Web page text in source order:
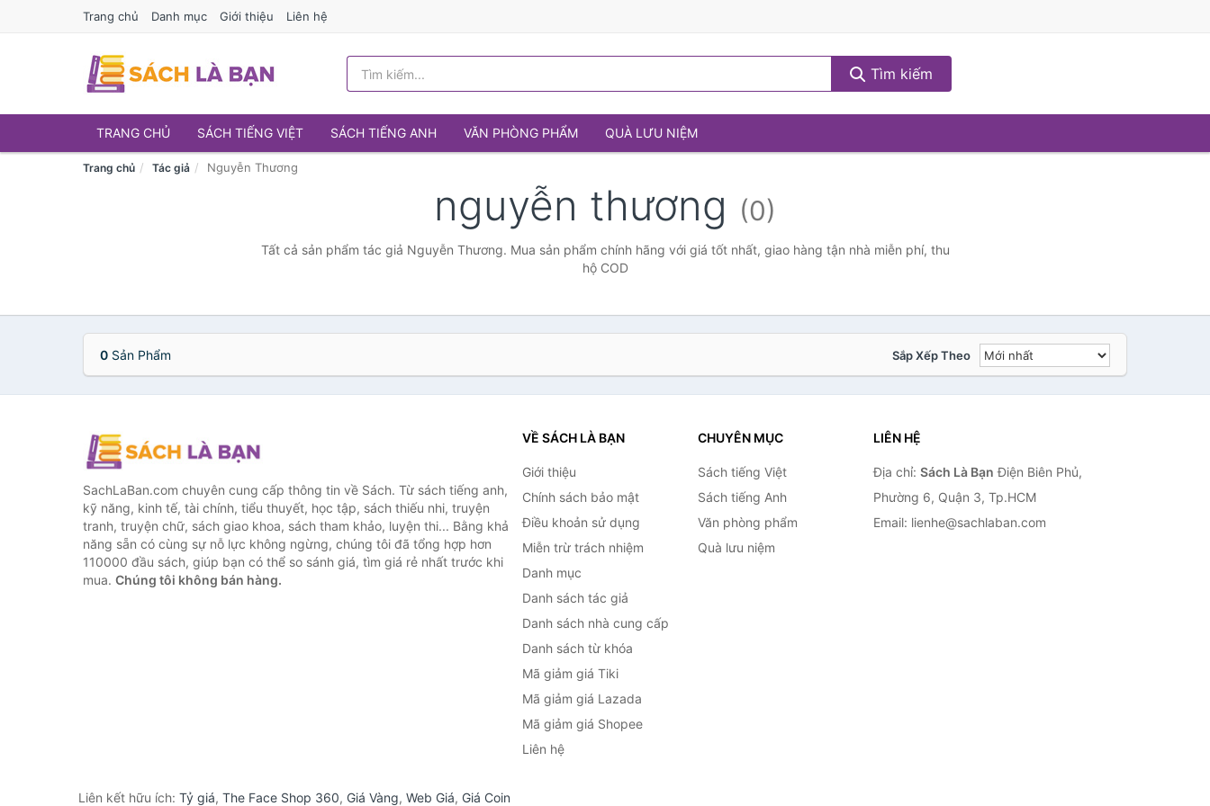
Trang chủ Danh mục Giới thiệu Liên hệ
Tìm kiếm
TRANG CHỦ SÁCH TIẾNG VIỆT SÁCH TIẾNG ANH VĂN PHÒNG PHẨM QUÀ LƯU NIỆM
Trang chủ Tác giả Nguyễn Thương
nguyễn thương (0)
Tất cả sản phẩm tác giả Nguyễn Thương. Mua sản phẩm chính hãng với giá tốt nhất, giao hàng tận nhà miễn phí, thu
hộ COD
0 Sản Phẩm Sắp Xếp Theo
SachLaBan.com chuyên cung cấp thông tin về Sách. Từ sách tiếng anh,
kỹ năng, kinh tế, tài chính, tiểu thuyết, học tập, sách thiếu nhi, truyện
tranh, truyện chữ, sách giao khoa, sách tham khảo, luyện thi... Bằng khả
năng sẵn có cùng sự nỗ lực không ngừng, chúng tôi đã tổng hợp hơn
110000 đầu sách, giúp bạn có thể so sánh giá, tìm giá rẻ nhất trước khi
mua. Chúng tôi không bán hàng.
VỀ SÁCH LÀ BẠN
Giới thiệu
Chính sách bảo mật
Điều khoản sử dụng
Miễn trừ trách nhiệm
Danh mục
Danh sách tác giả
Danh sách nhà cung cấp
Danh sách từ khóa
Mã giảm giá Tiki
Mã giảm giá Lazada
Mã giảm giá Shopee
Liên hệ
CHUYÊN MỤC
Sách tiếng Việt
Sách tiếng Anh
Văn phòng phẩm
Quà lưu niệm
LIÊN HỆ
Địa chỉ: Sách Là Bạn Điện Biên Phủ,
Phường 6, Quận 3, Tp.HCM
Email: lienhe@sachlaban.com
Liên kết hữu ích: Tỷ giá, The Face Shop 360, Giá Vàng, Web Giá, Giá Coin